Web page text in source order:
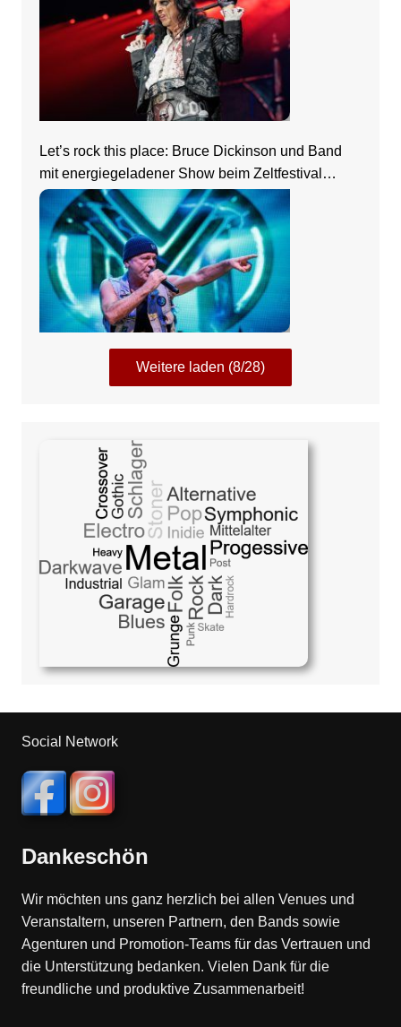
Let’s rock this place: Bruce Dickinson und Band
mit energiegeladener Show beim Zeltfestival
Rhein-Neckar
Weitere laden (8/28)
Social Network
Dankeschön
Wir möchten uns ganz herzlich bei allen Venues und
Veranstaltern, unseren Partnern, den Bands sowie
Agenturen und Promotion-Teams für das Vertrauen und
die Unterstützung bedanken. Vielen Dank für die
freundliche und produktive Zusammenarbeit!